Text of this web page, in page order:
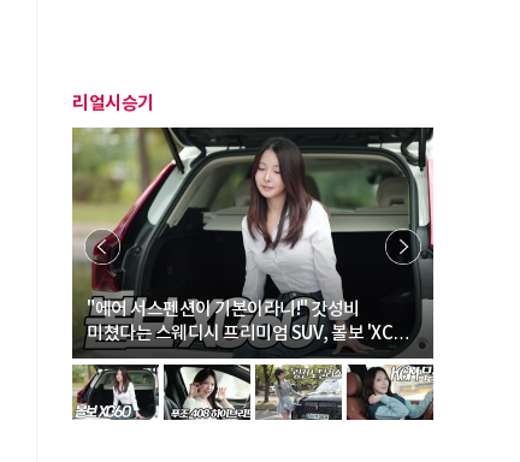
리얼시승기
"에어 서스펜션이 기본이라니!" 갓성비
미쳤다는 스웨디시 프리미엄 SUV, 볼보 'XC60
B5 울트라'